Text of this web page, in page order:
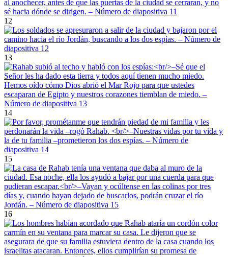
12
13
14
15
16